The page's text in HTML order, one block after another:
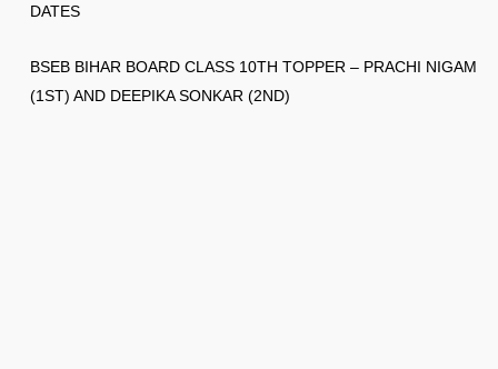
DATES
BSEB BIHAR BOARD CLASS 10TH TOPPER – PRACHI NIGAM
(1ST) AND DEEPIKA SONKAR (2ND)